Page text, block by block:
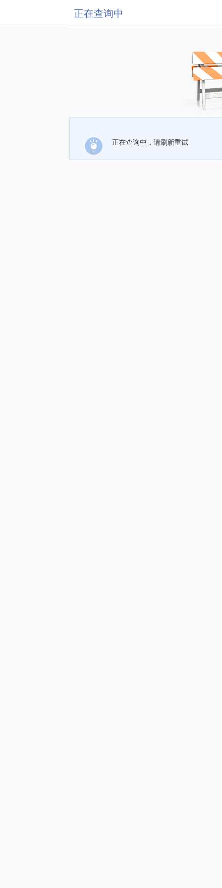
正在查询中
正在查询中，请刷新重试